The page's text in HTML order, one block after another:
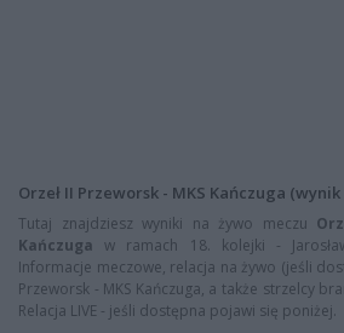
Orzeł II Przeworsk - MKS Kańczuga
Tutaj znajdziesz wyniki na żywo meczu
Kańczuga w ramach 18. kolejki -
Informacje meczowe, relacja na żywo (jeśli
Przeworsk - MKS Kańczuga, a także strzelcy
Relacja LIVE - jeśli dostępna pojawi się poniżej.